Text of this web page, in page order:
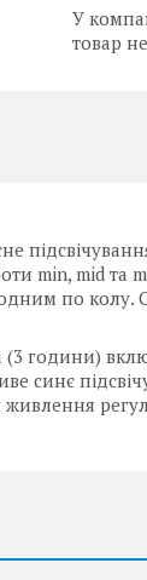
У
товар
min, mid та
по колу.
години)
синє